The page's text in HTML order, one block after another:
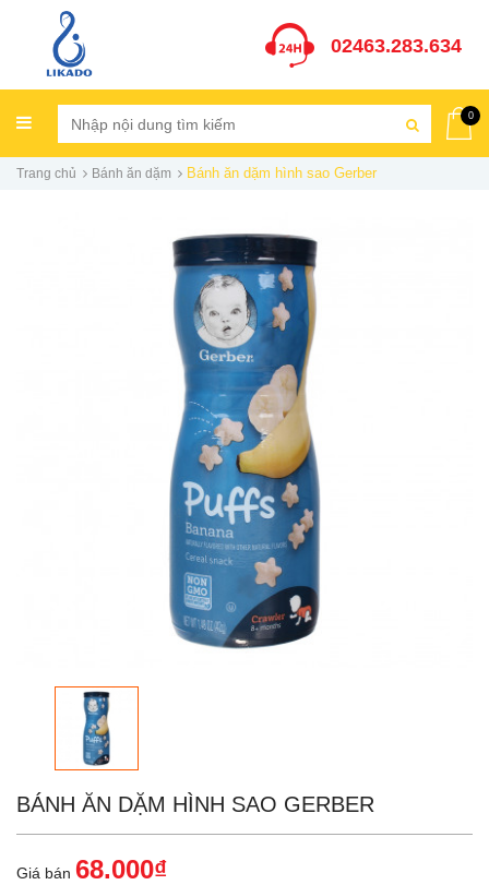
02463.283.634
0
Trang chủ Bánh ăn dặm Bánh ăn dặm hình sao Gerber
BÁNH ĂN DẶM HÌNH SAO GERBER
Giá bán 68.000₫